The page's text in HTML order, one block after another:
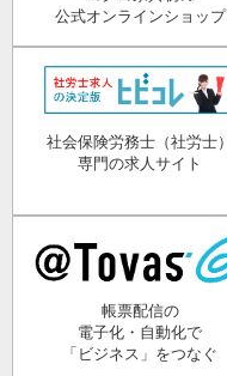
公式オンラインショップ
社会保険労務士（社労士）
専門の求人サイト
帳票配信の
電子化・自動化で
「ビジネス」をつなぐ